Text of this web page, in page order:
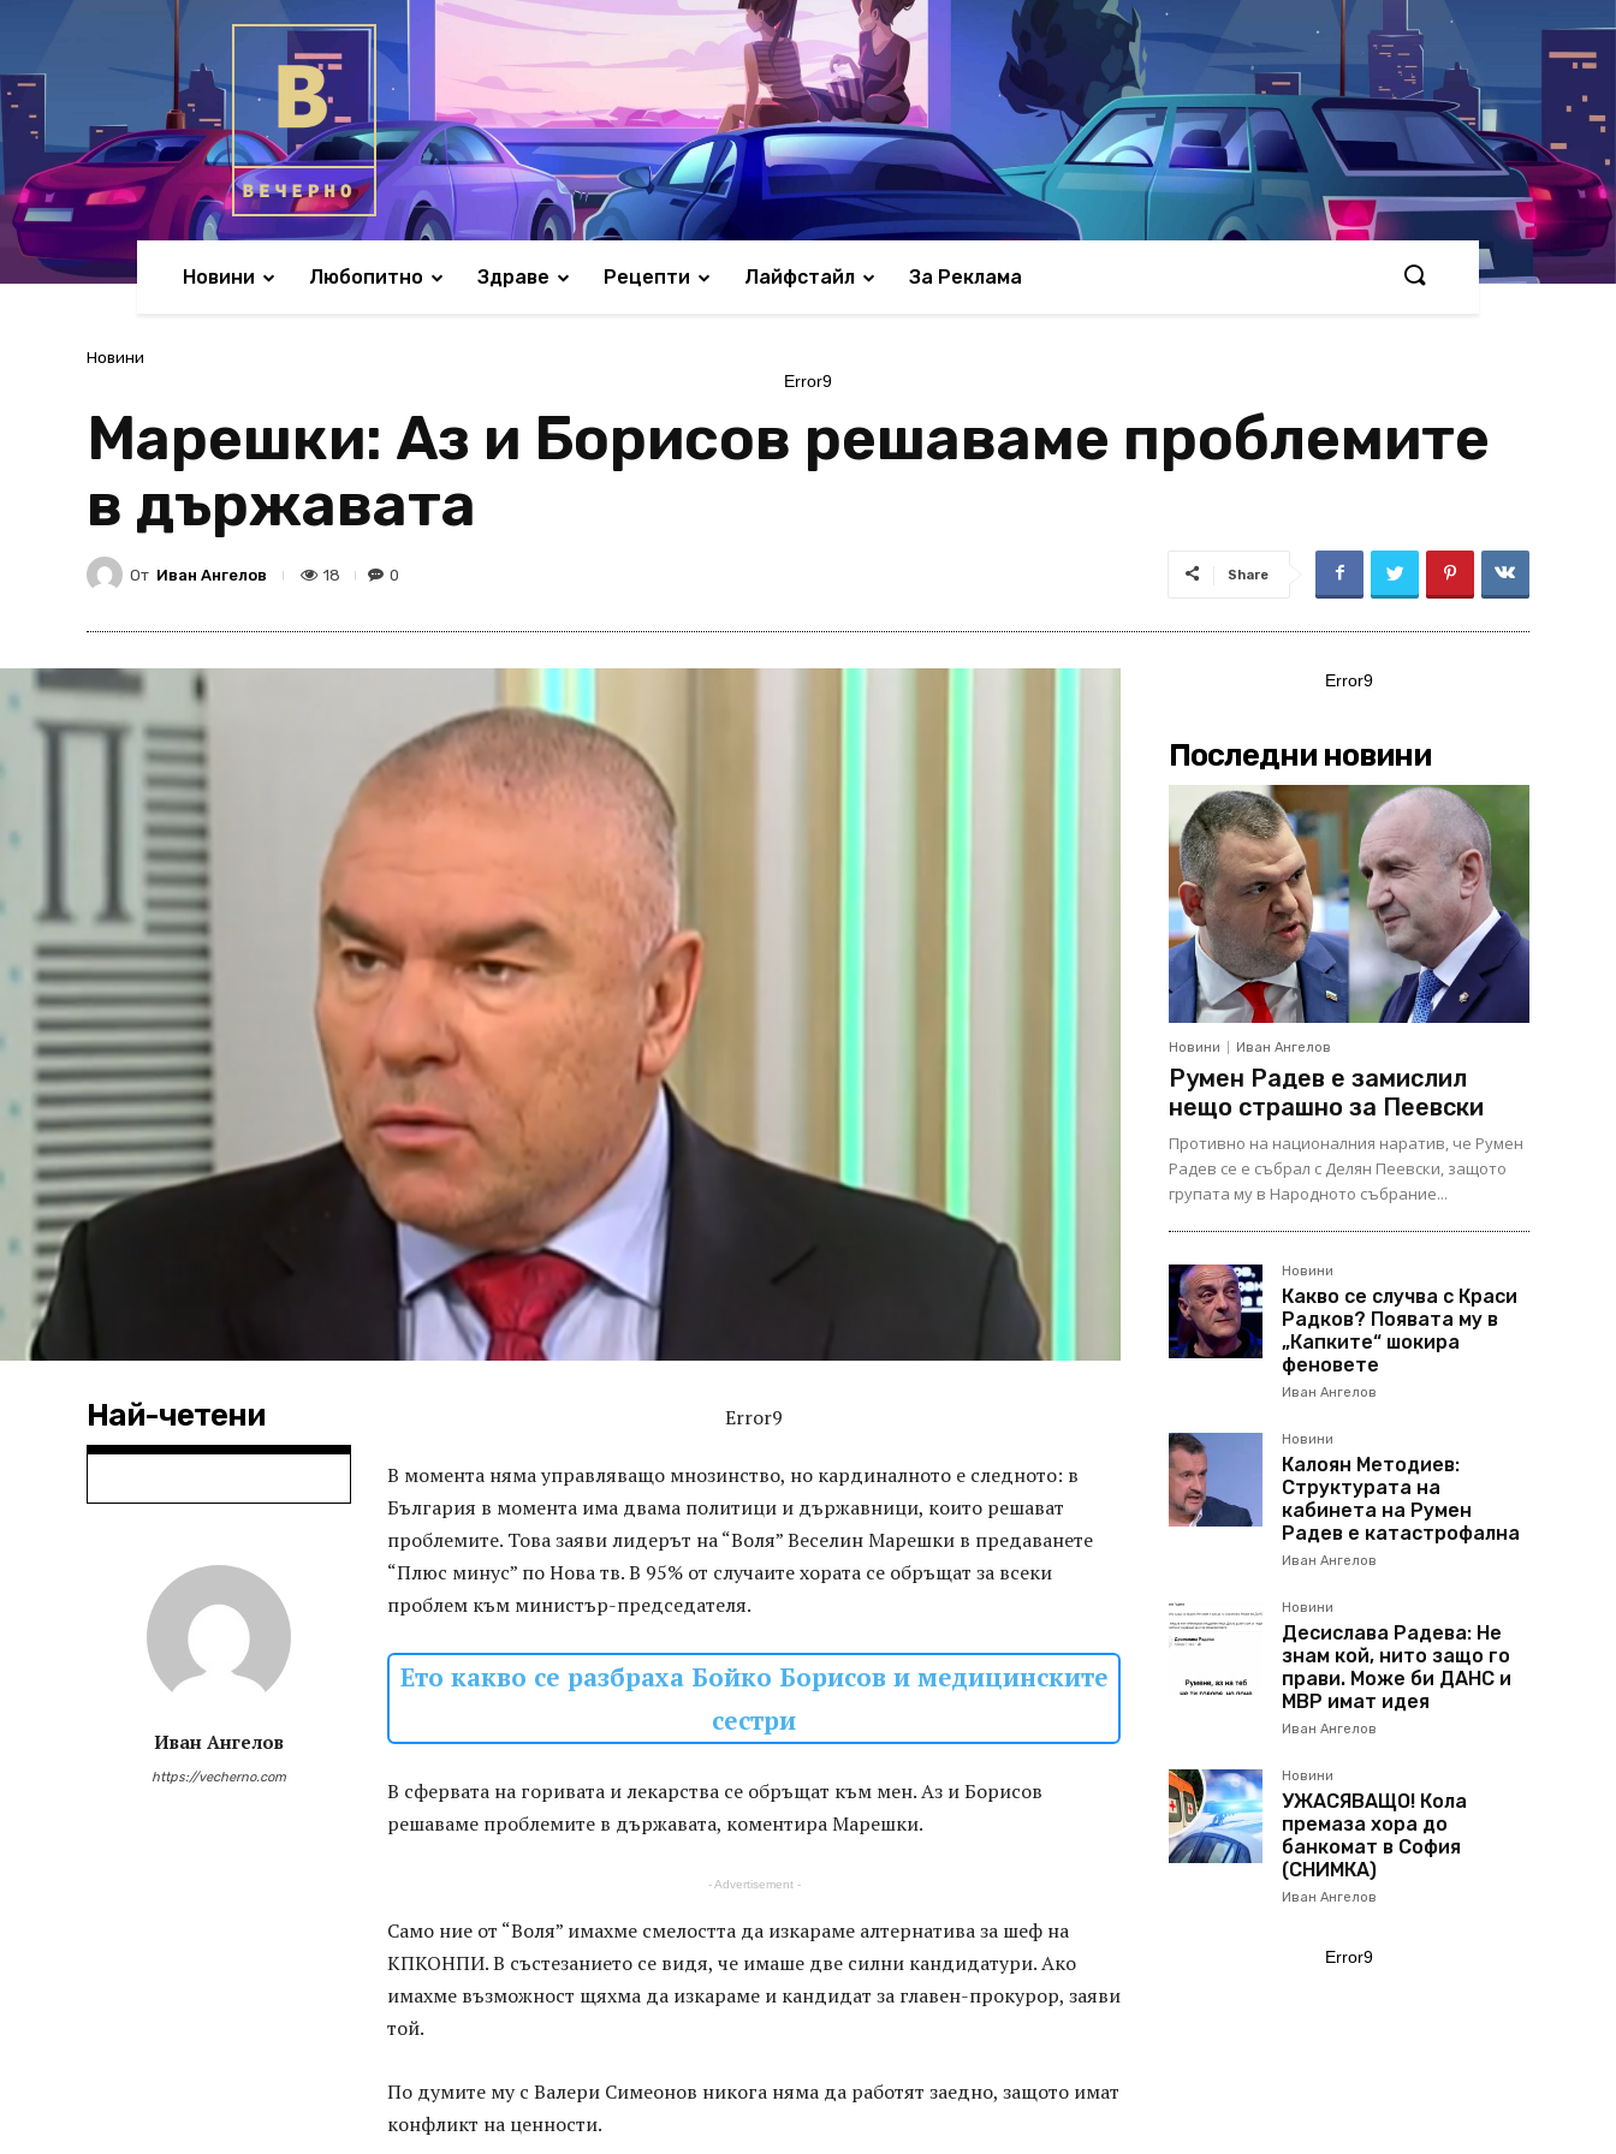
Новини Любопитно Здраве Рецепти Лайфстайл За Реклама
Новини
Error9
Марешки: Аз и Борисов решаваме проблемите
в държавата
От Иван Ангелов 18 0 Share
Най-четени
Иван Ангелов
https://vecherno.com
Error9
В момента няма управляващо мнозинство, но кардиналното е следното: в
България в момента има двама политици и държавници, които решават
проблемите. Това заяви лидерът на “Воля” Веселин Марешки в предаванете
“Плюс минус” по Нова тв. В 95% от случаите хората се обръщат за всеки
проблем към министър-председателя.
Ето какво се разбраха Бойко Борисов и медицинските
сестри
В сфервата на горивата и лекарства се обръщат към мен. Аз и Борисов
решаваме проблемите в държавата, коментира Марешки.
- Advertisement -
Само ние от “Воля” имахме смелостта да изкараме алтернатива за шеф на
КПКОНПИ. В състезанието се видя, че имаше две силни кандидатури. Ако
имахме възможност щяхма да изкараме и кандидат за главен-прокурор, заяви
той.
По думите му с Валери Симеонов никога няма да работят заедно, защото имат
конфликт на ценности.
Error9
Последни новини
Новини Иван Ангелов
Румен Радев е замислил
нещо страшно за Пеевски
Противно на националния наратив, че Румен
Радев се е събрал с Делян Пеевски, защото
групата му в Народното събрание...
Новини
Какво се случва с Краси
Радков? Появата му в
„Капките“ шокира
феновете
Иван Ангелов
Новини
Калоян Методиев:
Структурата на
кабинета на Румен
Радев е катастрофална
Иван Ангелов
Новини
Десислава Радева: Не
знам кой, нито защо го
прави. Може би ДАНС и
МВР имат идея
Иван Ангелов
Новини
УЖАСЯВАЩО! Кола
премаза хора до
банкомат в София
(СНИМКА)
Иван Ангелов
Error9